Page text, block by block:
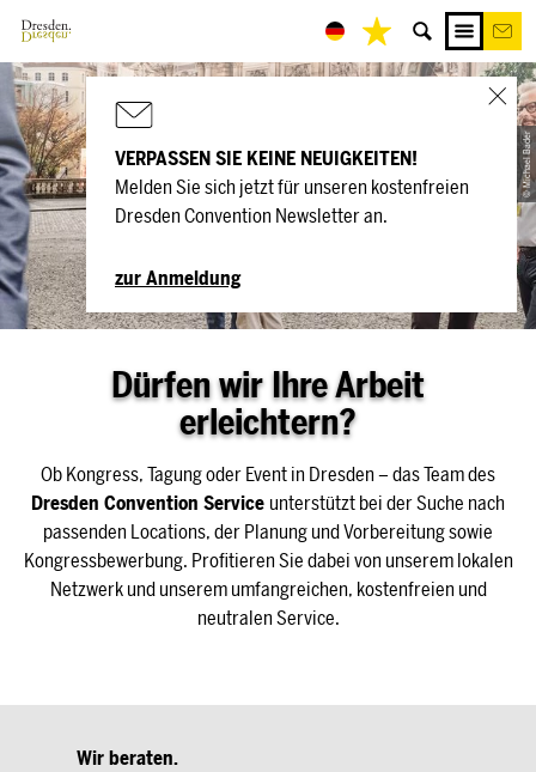
VERPASSEN SIE KEINE NEUIGKEITEN!
Melden Sie sich jetzt für unseren kostenfreien
Dresden Convention Newsletter an.
zur Anmeldung
© Michael Bader
Service &
Leistungen
Dürfen wir Ihre Arbeit
erleichtern?
Ob Kongress, Tagung oder Event in Dresden – das Team des
Dresden Convention Service unterstützt bei der Suche nach
passenden Locations, der Planung und Vorbereitung sowie
Kongressbewerbung. Profitieren Sie dabei von unserem lokalen
Netzwerk und unserem umfangreichen, kostenfreien und
neutralen Service.
Wir beraten.